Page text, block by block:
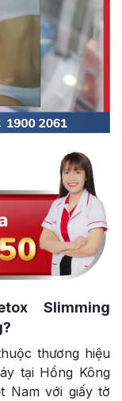
Slimming
thương hiệu
tại Hồng Kông
Nam với giấy tờ